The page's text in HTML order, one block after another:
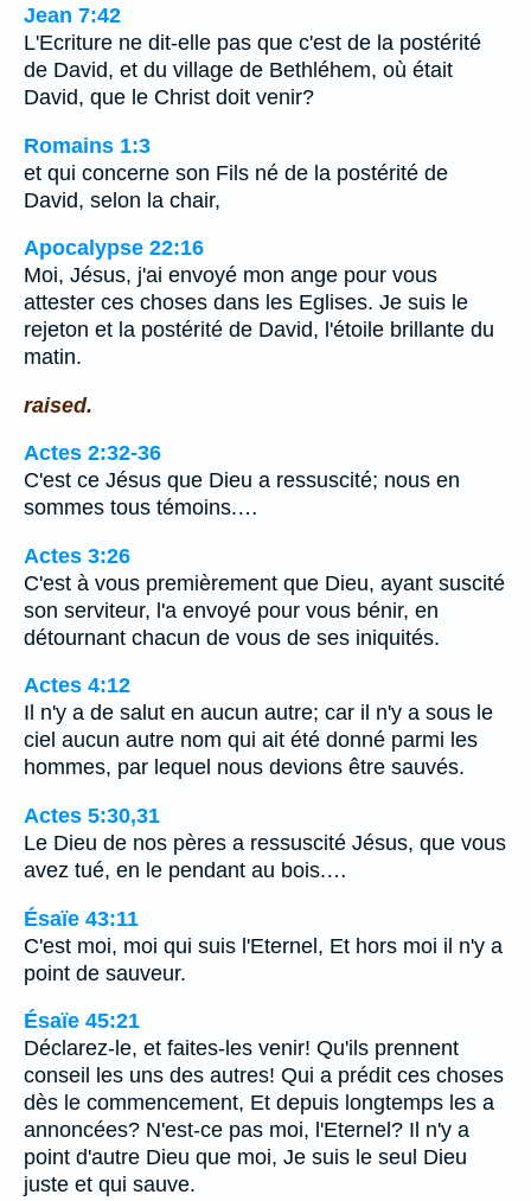
Jean 7:42
L'Ecriture ne dit-elle pas que c'est de la postérité
de David, et du village de Bethléhem, où était
David, que le Christ doit venir?
Romains 1:3
et qui concerne son Fils né de la postérité de
David, selon la chair,
Apocalypse 22:16
Moi, Jésus, j'ai envoyé mon ange pour vous
attester ces choses dans les Eglises. Je suis le
rejeton et la postérité de David, l'étoile brillante du
matin.
raised.
Actes 2:32-36
C'est ce Jésus que Dieu a ressuscité; nous en
sommes tous témoins.…
Actes 3:26
C'est à vous premièrement que Dieu, ayant suscité
son serviteur, l'a envoyé pour vous bénir, en
détournant chacun de vous de ses iniquités.
Actes 4:12
Il n'y a de salut en aucun autre; car il n'y a sous le
ciel aucun autre nom qui ait été donné parmi les
hommes, par lequel nous devions être sauvés.
Actes 5:30,31
Le Dieu de nos pères a ressuscité Jésus, que vous
avez tué, en le pendant au bois.…
Ésaïe 43:11
C'est moi, moi qui suis l'Eternel, Et hors moi il n'y a
point de sauveur.
Ésaïe 45:21
Déclarez-le, et faites-les venir! Qu'ils prennent
conseil les uns des autres! Qui a prédit ces choses
dès le commencement, Et depuis longtemps les a
annoncées? N'est-ce pas moi, l'Eternel? Il n'y a
point d'autre Dieu que moi, Je suis le seul Dieu
juste et qui sauve.